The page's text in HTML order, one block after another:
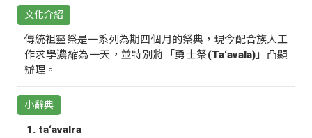
文化介紹
傳統祖靈祭是一系列為期四個月的祭典，現今配合族人工
作求學濃縮為一天，並特別將「勇士祭(Ta‘avala)」凸顯
辦理。
小辭典
ta‘avalra